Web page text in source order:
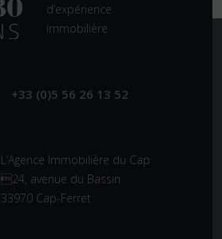
d’expérience
immobilière
+33 (0)5 56 26 13 52
L’Agence Immobilière du Cap
24, avenue du Bassin
33970 Cap-Ferret